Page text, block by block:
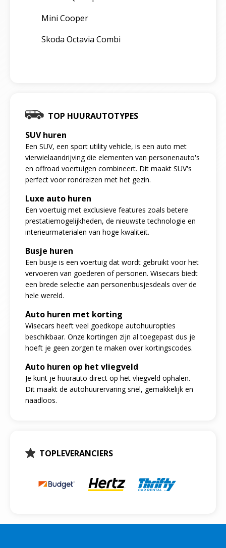
Mini Cooper
Skoda Octavia Combi
TOP HUURAUTOTYPES
SUV huren
Een SUV, een sport utility vehicle, is een auto met
vierwielaandrijving die elementen van personenauto's
en offroad voertuigen combineert. Dit maakt SUV's
perfect voor rondreizen met het gezin.
Luxe auto huren
Een voertuig met exclusieve features zoals betere
prestatiemogelijkheden, de nieuwste technologie en
interieurmaterialen van hoge kwaliteit.
Busje huren
Een busje is een voertuig dat wordt gebruikt voor het
vervoeren van goederen of personen. Wisecars biedt
een brede selectie aan personenbusjesdeals over de
hele wereld.
Auto huren met korting
Wisecars heeft veel goedkope autohuuropties
beschikbaar. Onze kortingen zijn al toegepast dus je
hoeft je geen zorgen te maken over kortingscodes.
Auto huren op het vliegveld
Je kunt je huurauto direct op het vliegveld ophalen.
Dit maakt de autohuurervaring snel, gemakkelijk en
naadloos.
TOPLEVERANCIERS